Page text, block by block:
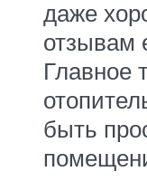
даже
отзывам
Главное
быть